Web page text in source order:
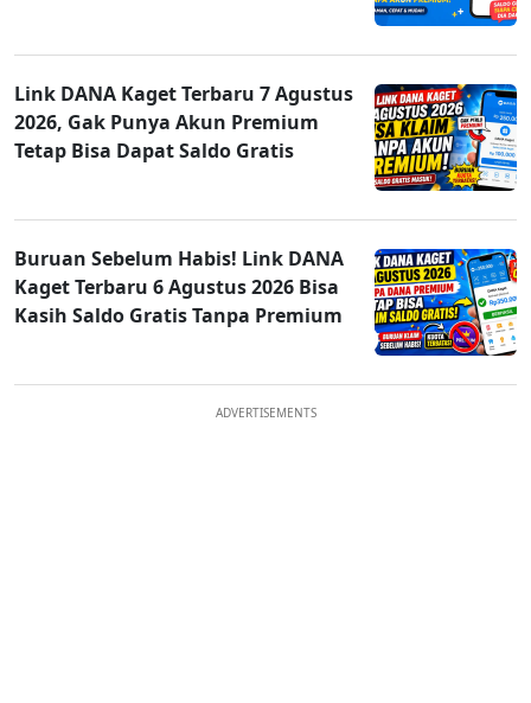
Link DANA Kaget Terbaru 7 Agustus
2026, Gak Punya Akun Premium
Tetap Bisa Dapat Saldo Gratis
Buruan Sebelum Habis! Link DANA
Kaget Terbaru 6 Agustus 2026 Bisa
Kasih Saldo Gratis Tanpa Premium
ADVERTISEMENTS